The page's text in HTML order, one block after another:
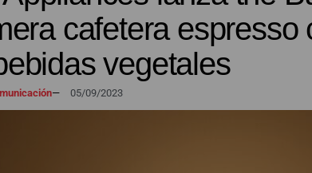
cafetera espresso
vegetales
— 05/09/2023